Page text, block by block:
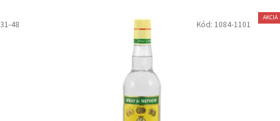
31-48 Kód: 1084-1101
AKCIA